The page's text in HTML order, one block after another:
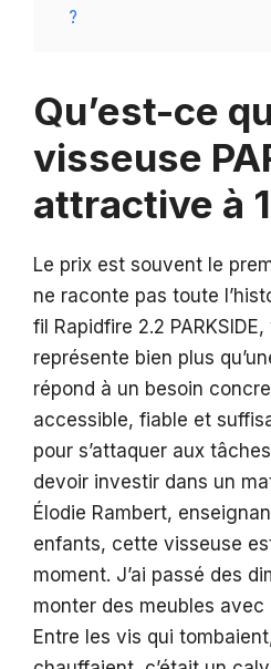
?
Qu’est-ce
visseuse
attractive à
Le prix est souvent le
ne raconte pas toute
fil Rapidfire 2.2
représente bien plus
répond à un besoin
accessible, fiable et
pour s’attaquer aux
devoir investir dans un
Élodie Rambert,
enfants, cette visseuse
moment. J’ai passé des
monter des meubles
Entre les vis qui